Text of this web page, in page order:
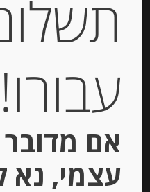
מחיר ל 100 מ"ל : 37.34 ש"ח
מחיר ל 100 מ"ל : 37.34 ש"ח
Out of
Stock
אם
עצמי,